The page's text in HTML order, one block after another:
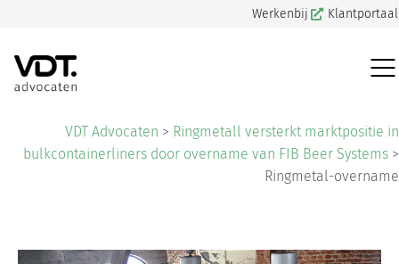
Werkenbij Klantportaal
VDT Advocaten > Ringmetall versterkt marktpositie in
bulkcontainerliners door overname van FIB Beer Systems >
Ringmetal-overname